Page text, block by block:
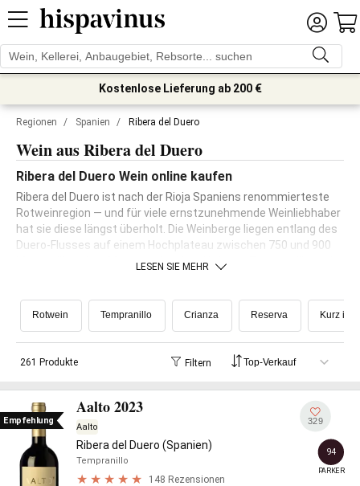
Kostenlose Lieferung ab 200 €
Regionen / Spanien / Ribera del Duero
Wein aus Ribera del Duero
Ribera del Duero Wein online kaufen
Ribera del Duero ist nach der Rioja Spaniens renommierteste
Rotweinregion — und für viele ernstzunehmende Weinliebhaber
hat sie diese längst überholt. Die Weinberge liegen entlang des
Duero-Flusses auf einem Hochplateau zwischen 750 und 900
Metern über dem Meeresspiegel und bringen Tempranillo — hier
Kontinentalklima: heiße Sommertage, kalte Nächte und harte
sind Weine von tiefer Farbe, festen Tanninen und komplexer
dunkler Frucht, die ähnlich wie großer Bordeaux reifen — zu
über 275 Ribera del Duero Weine, vom zugänglichen Roble ab
unter 10 € bis zu den Einzellagen-Ikonen von Vega Sicilia,
Dominio de Pingus und Aalto.
LESEN SIE MEHR
Rotwein Tempranillo Crianza Reserva Kurz im
261 Produkte Filtern
Empfehlung
Aalto 2023
Aalto
Ribera del Duero (Spanien)
Tempranillo
148 Rezensionen
329
94
PARKER